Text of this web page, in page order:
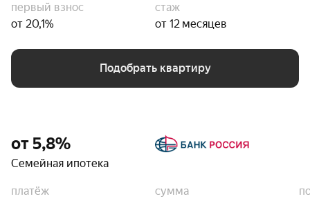
первый взнос
от 20,1%
стаж
от 12 месяцев
Подобрать квартиру
от 5,8%
Семейная ипотека
платёж
сумма